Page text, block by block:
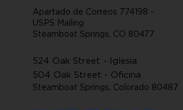
Apartado de Correos 774198 -
USPS Mailing
Steamboat Springs, CO 80477
524 Oak Street - Iglesia
504 Oak Street - Oficina
Steamboat Springs, Colorado 80487